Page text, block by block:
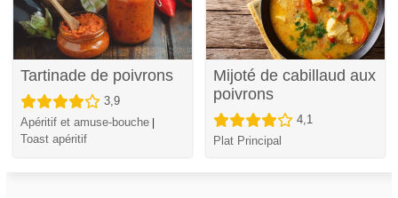
Tartinade de poivrons
3,9
Apéritif et amuse-bouche
Toast apéritif
Mijoté de cabillaud aux
poivrons
4,1
Plat Principal